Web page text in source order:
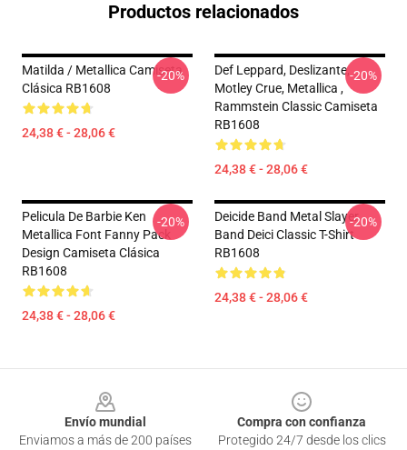
Productos relacionados
Matilda / Metallica Camiseta
Clásica RB1608
24,38 € - 28,06 €
-20%
Def Leppard, Deslizante,
Motley Crue, Metallica ,
Rammstein Classic Camiseta
RB1608
24,38 € - 28,06 €
-20%
Pelicula De Barbie Ken
Metallica Font Fanny Pack
Design Camiseta Clásica
RB1608
24,38 € - 28,06 €
-20%
Deicide Band Metal Slayer
Band Deici Classic T-Shirt
RB1608
24,38 € - 28,06 €
-20%
Envío mundial
Enviamos a más de 200 países
Compra con confianza
Protegido 24/7 desde los clics